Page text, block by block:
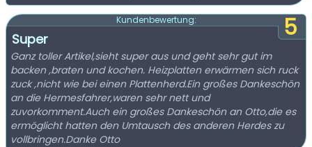
5
Kundenbewertung:
Super
Ganz toller Artikel,sieht super aus und geht sehr gut im
backen ,braten und kochen. Heizplatten erwärmen sich ruck
zuck ,nicht wie bei einen Plattenherd.Ein großes Dankeschön
an die Hermesfahrer,waren sehr nett und
zuvorkomment.Auch ein großes Dankeschön an Otto,die es
ermöglicht hatten den Umtausch des anderen Herdes zu
vollbringen.Danke Otto